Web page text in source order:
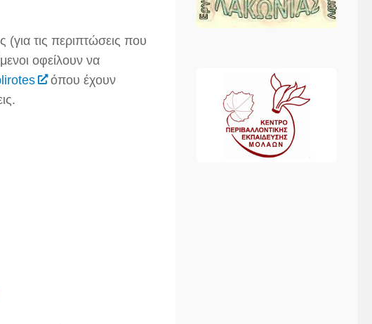
(για τις περιπτώσεις που
οφείλουν να
όπου έχουν